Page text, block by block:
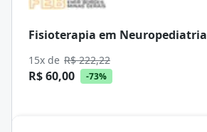
Fisioterapia em Neuropediatria
15x de R$ 222,22
R$ 60,00 -73%